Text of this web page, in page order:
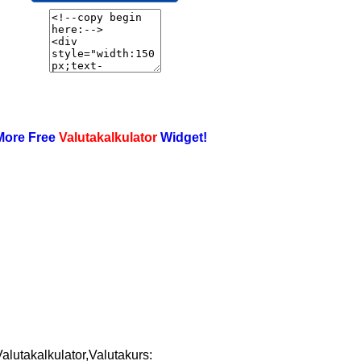
Free Valutakalkulator Widget!